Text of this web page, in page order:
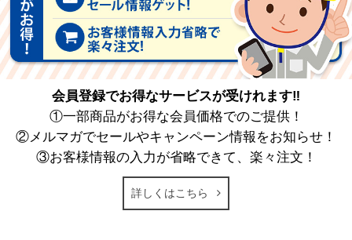
会員登録でお得なサービスが受けれます‼
①一部商品がお得な会員価格でのご提供！
②メルマガでセールやキャンペーン情報をお知らせ！
③お客様情報の入力が省略できて、楽々注文！
詳しくはこちら